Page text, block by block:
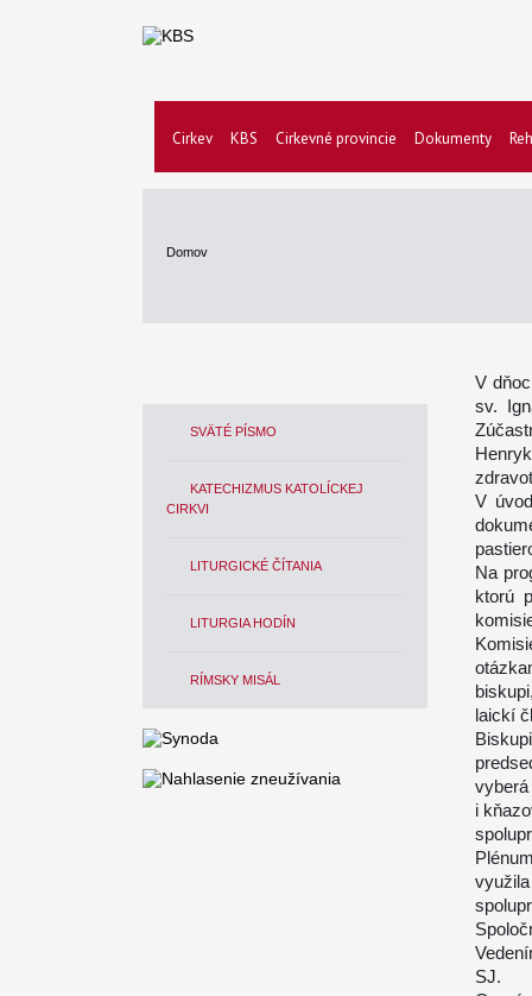
Cirkev KBS Cirkevné provincie Dokumenty
Domov
SVÄTÉ PÍSMO
KATECHIZMUS KATOLÍCKEJ
CIRKVI
LITURGICKÉ ČÍTANIA
LITURGIA HODÍN
RÍMSKY MISÁL
V
sv.
V
Na
ktorú
laickí
i
SJ.